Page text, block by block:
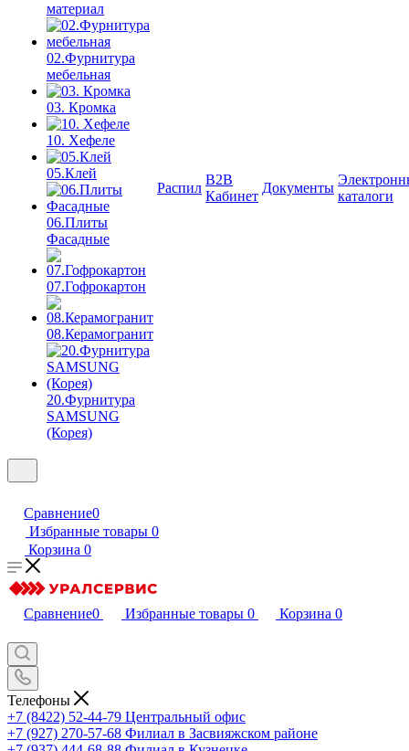
материал
02.Фурнитура
мебельная
03. Кромка
10. Хефеле
05.Клей
06.Плиты
Фасадные
07.Гофрокартон
08.Керамогранит
20.Фурнитура
SAMSUNG
(Корея)
Распил
B2B
Кабинет
Документы
каталоги
Сравнение0
Избранные товары 0
Корзина 0
Сравнение0 Избранные товары 0 Корзина 0
Телефоны
+7 (8422) 52-44-79 Центральный офис
+7 (927) 270-57-68 Филиал в Засвияжском районе